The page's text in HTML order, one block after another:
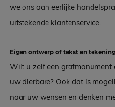
we ons aan eerlijke
uitstekende klantenservice.
Eigen ontwerp of tekst en tekening
Wilt u zelf een grafmonument
uw dierbare? Ook dat is
naar uw wensen en denken